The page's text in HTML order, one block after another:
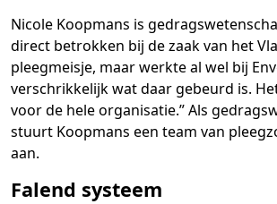
Nicole Koopmans is
direct betrokken bij de zaak van het
pleegmeisje, maar werkte al wel bij
verschrikkelijk wat daar gebeurd is.
voor de hele organisatie.” Als
stuurt Koopmans een team van
aan.
Falend systeem